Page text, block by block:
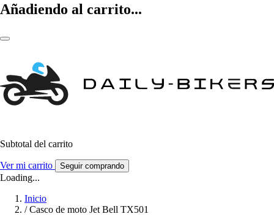
Añadiendo al carrito...
Subtotal del carrito
Ver mi carrito Seguir comprando
Loading...
Inicio
/ Casco de moto Jet Bell TX501